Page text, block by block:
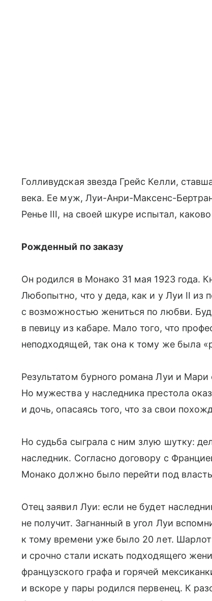
Голливудская звезда Грейс Келли,
века. Ее муж, Луи-Анри-Максенс-
Ренье III, на своей шкуре испытал,
Рожденный по заказу
Он родился в Монако 31 мая 1923 года.
Любопытно, что у деда, как и у Луи II из
с возможностью жениться по любви.
в певицу из кабаре. Мало того, что
неподходящей, так она к тому же была
Результатом бурного романа Луи и
Но мужества у наследника престола
и дочь, опасаясь того, что за свои
Но судьба сыграла с ним злую шутку:
наследник. Согласно договору с
Монако должно было перейти под
Отец заявил Луи: если не будет
не получит. Загнанный в угол Луи
к тому времени уже было 20 лет.
и срочно стали искать подходящего
французского графа и горячей
и вскоре у пары родился первенец. К